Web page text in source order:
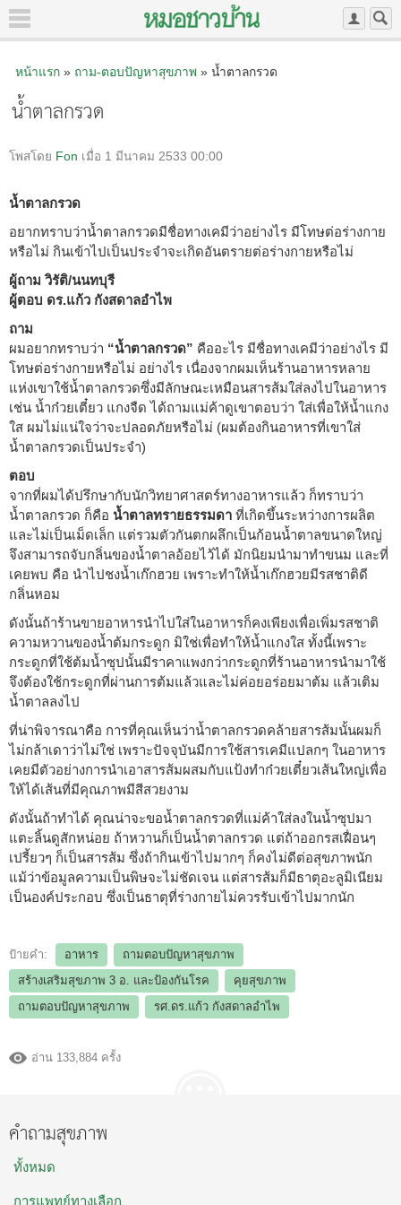
หน้าแรก» ถาม-ตอบปัญหาสุขภาพ» น้ำตาลกรวด
น้ำตาลกรวด
โพสโดย Fon เมื่อ 1 มีนาคม 2533 00:00
น้ำตาลกรวด
อยากทราบว่าน้ำตาลกรวดมีชื่อทางเคมีว่าอย่างไร มีโทษต่อร่างกาย
หรือไม่ กินเข้าไปเป็นประจำจะเกิดอันตรายต่อร่างกายหรือไม่
ผู้ถาม วิรัติ/นนทบุรี
ผู้ตอบ ดร.แก้ว กังสดาลอำไพ
ถาม
ผมอยากทราบว่า “น้ำตาลกรวด” คืออะไร มีชื่อทางเคมีว่าอย่างไร มี
โทษต่อร่างกายหรือไม่ อย่างไร เนื่องจากผมเห็นร้านอาหารหลาย
แห่งเขาใช้น้ำตาลกรวดซึ่งมีลักษณะเหมือนสารส้มใส่ลงไปในอาหาร
เช่น น้ำก๋วยเตี๋ยว แกงจืด ได้ถามแม่ค้าดูเขาตอบว่า ใส่เพื่อให้น้ำแกง
ใส ผมไม่แน่ใจว่าจะปลอดภัยหรือไม่ (ผมต้องกินอาหารที่เขาใส่
น้ำตาลกรวดเป็นประจำ)
ตอบ
จากที่ผมได้ปรึกษากับนักวิทยาศาสตร์ทางอาหารแล้ว ก็ทราบว่า
น้ำตาลกรวด ก็คือ น้ำตาลทรายธรรมดา ที่เกิดขึ้นระหว่างการผลิต
และไม่เป็นเม็ดเล็ก แต่รวมตัวกันตกผลึกเป็นก้อนน้ำตาลขนาดใหญ่
จึงสามารถจับกลิ่นของน้ำตาลอ้อยไว้ได้ มักนิยมนำมาทำขนม และที่
เคยพบ คือ นำไปชงน้ำเก๊กฮวย เพราะทำให้น้ำเก๊กฮวยมีรสชาติดี
กลิ่นหอม
ดังนั้นถ้าร้านขายอาหารนำไปใส่ในอาหารก็คงเพียงเพื่อเพิ่มรสชาติ
ความหวานของน้ำต้มกระดูก มิใช่เพื่อทำให้น้ำแกงใส ทั้งนี้เพราะ
กระดูกที่ใช้ต้มน้ำซุปนั้นมีราคาแพงกว่ากระดูกที่ร้านอาหารนำมาใช้
จึงต้องใช้กระดูกที่ผ่านการต้มแล้วและไม่ค่อยอร่อยมาต้ม แล้วเติม
น้ำตาลลงไป
ที่น่าพิจารณาคือ การที่คุณเห็นว่าน้ำตาลกรวดคล้ายสารส้มนั้นผมก็
ไม่กล้าเดาว่าไม่ใช่ เพราะปัจจุบันมีการใช้สารเคมีแปลกๆ ในอาหาร
เคยมีตัวอย่างการนำเอาสารส้มผสมกับแป้งทำก๋วยเตี๋ยวเส้นใหญ่เพื่อ
ให้ได้เส้นที่มีคุณภาพมีสีสวยงาม
ดังนั้นถ้าทำได้ คุณน่าจะขอน้ำตาลกรวดที่แม่ค้าใส่ลงในน้ำซุปมา
แตะลิ้นดูสักหน่อย ถ้าหวานก็เป็นน้ำตาลกรวด แต่ถ้าออกรสเฝื่อนๆ
เปรี้ยวๆ ก็เป็นสารส้ม ซึ่งถ้ากินเข้าไปมากๆ ก็คงไม่ดีต่อสุขภาพนัก
แม้ว่าข้อมูลความเป็นพิษจะไม่ชัดเจน แต่สารส้มก็มีธาตุอะลูมิเนียม
เป็นองค์ประกอบ ซึ่งเป็นธาตุที่ร่างกายไม่ควรรับเข้าไปมากนัก
ป้ายคำ: อาหาร
ถามตอบปัญหาสุขภาพ
สร้างเสริมสุขภาพ 3 อ.​ และป้องกันโรค
คุยสุขภาพ
ถามตอบปัญหาสุขภาพ
รศ.ดร.แก้ว กังสดาลอำไพ
อ่าน 133,884 ครั้ง
คำถามสุขภาพ
ทั้งหมด
การแพทย์ทางเลือก